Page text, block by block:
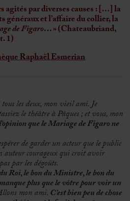
agités par diverses causes : […] la
généraux et l’affaire du collier, la
de Figaro… » (Chateaubriand,
1)
Raphaël Esmerian
les deux, mon vieil ami. Je
le théâtre à Pâques ; et vous, mon
que le Mariage de Figaro ne
de garder un acteur que le public
courageux qui croit avoir
par les dégoûts.
Roi, le bon du Ministre, le bon du
plus que le vôtre pour voir un
mon ami. C’est bien peu de chose